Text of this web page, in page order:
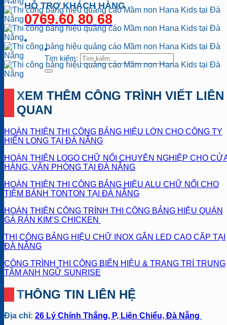
HỖ TRỢ KHÁCH HÀNG
0769.60 80 68
Tìm kiếm:
XEM THÊM CÔNG TRÌNH VIẾT LIÊN
QUAN
HOÀN THIỆN THI CÔNG BẢNG HIỆU LỚN CHO CÔNG TY
HIỂN LONG TẠI ĐÀ NẴNG
HOÀN THIỆN LOGO CHỮ NỔI CHUYÊN NGHIỆP CHO
HÀNG, VĂN PHÒNG TẠI ĐÀ NẴNG
HOÀN THIỆN THI CÔNG BẢNG HIỆU ALU CHỮ NỔI CHO
TIỆM BÁNH TONTON TẠI ĐÀ NẴNG
HOÀN THIỆN CÔNG TRÌNH THI CÔNG BẢNG HIỆU QUÁN
GÀ RÁN KIM’S CHICKEN
THI CÔNG BẢNG HIỆU CHỮ INOX GẮN LED CAO CẤP TẠI
ĐÀ NẴNG
CÔNG TRÌNH THI CÔNG BIỂN HIỆU & TRANG TRÍ TRUNG
TÂM ANH NGỮ SUNRISE
THÔNG TIN LIÊN HỆ
Địa chỉ: 26 Lý Chính Thắng, P, Liên Chiểu, Đà Nẵng